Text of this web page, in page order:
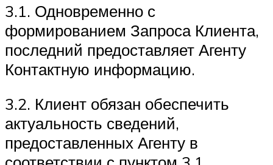
3.1. Одновременно с
формированием Запроса Клиента,
последний предоставляет Агенту
Контактную информацию.
3.2. Клиент обязан обеспечить
актуальность сведений,
предоставленных Агенту в